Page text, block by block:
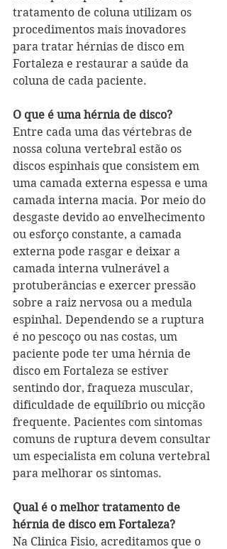
tratamento de coluna utilizam os
procedimentos mais inovadores
para tratar hérnias de disco em
Fortaleza e restaurar a saúde da
coluna de cada paciente.
O que é uma hérnia de disco?
Entre cada uma das vértebras de
nossa coluna vertebral estão os
discos espinhais que consistem em
uma camada externa espessa e uma
camada interna macia. Por meio do
desgaste devido ao envelhecimento
ou esforço constante, a camada
externa pode rasgar e deixar a
camada interna vulnerável a
protuberâncias e exercer pressão
sobre a raiz nervosa ou a medula
espinhal. Dependendo se a ruptura
é no pescoço ou nas costas, um
paciente pode ter uma hérnia de
disco em Fortaleza se estiver
sentindo dor, fraqueza muscular,
dificuldade de equilíbrio ou micção
frequente. Pacientes com sintomas
comuns de ruptura devem consultar
um especialista em coluna vertebral
para melhorar os sintomas.
Qual é o melhor tratamento de
hérnia de disco em Fortaleza?
Na Clinica Fisio, acreditamos que o